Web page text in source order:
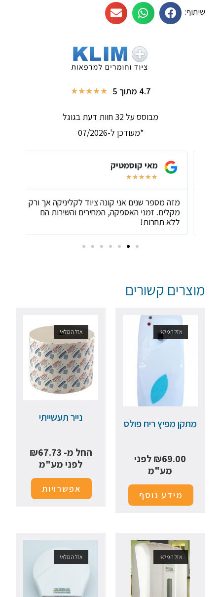
שיתוף:
4.7 מתוך 5 ★
★
★
★
★
מבוסס על 32 חוות דעת בגוגל
*מעודכן ל-07/2026
מאי קוסמטיק
★
★
★
★
מזה מספר שנים אני קונה ציוד לקליניקה אך ורק
מקלים. זמני האספקה, המחירים והשירות הם
ללא תחרות!
מוצרים קשורים
אזל המלאי
מתקן מפיץ ריח פולס
₪69.00
לפני
מע"מ
מידע נוסף
אזל המלאי
נייר תעשייתי
החל מ- ₪67.73
לפני מע"מ
אפשרויות
אזל המלאי אזל המלאי